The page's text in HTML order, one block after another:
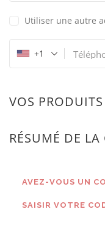
Utiliser une autre
+1
VOS PRODUITS
RÉSUMÉ DE
AVEZ-VOUS UN
SAISIR VOTRE